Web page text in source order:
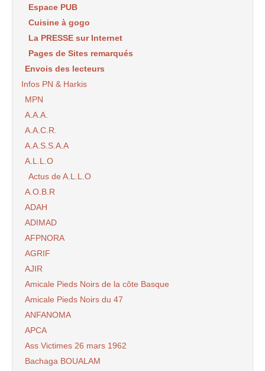
Espace PUB
Cuisine à gogo
La PRESSE sur Internet
Pages de Sites remarqués
Envois des lecteurs
Infos PN & Harkis
MPN
A.A.A.
A.A.C.R.
A.A.S.S.A.A
A.L.L.O
Actus de A.L.L.O
A.O.B.R
ADAH
ADIMAD
AFPNORA
AGRIF
AJIR
Amicale Pieds Noirs de la côte Basque
Amicale Pieds Noirs du 47
ANFANOMA
APCA
Ass Victimes 26 mars 1962
Bachaga BOUALAM